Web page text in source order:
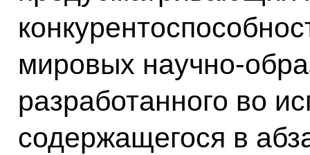
мировых научно-
разработанного во
содержащегося в